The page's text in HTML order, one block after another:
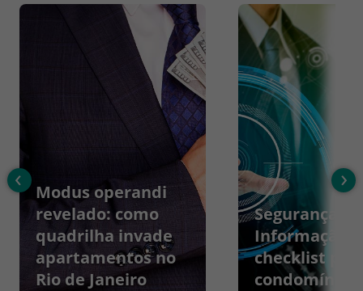
Modus operandi
revelado: como
quadrilha invade
apartamentos no
Rio de Janeiro
Segurança da
Informação:
checklist
condomínios
‹ ›